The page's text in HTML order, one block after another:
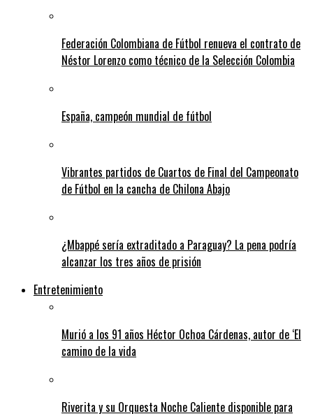
Federación Colombiana de Fútbol renueva el contrato de
Néstor Lorenzo como técnico de la Selección Colombia
España, campeón mundial de fútbol
Vibrantes partidos de Cuartos de Final del Campeonato
de Fútbol en la cancha de Chilona Abajo
¿Mbappé sería extraditado a Paraguay? La pena podría
alcanzar los tres años de prisión
Entretenimiento
Murió a los 91 años Héctor Ochoa Cárdenas, autor de ‘El
camino de la vida
Riverita y su Orquesta Noche Caliente disponible para